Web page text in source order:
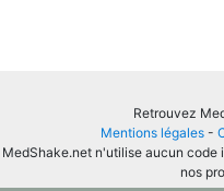
Retrouvez
Mentions légales -
MedShake.net n'utilise aucun code
nos